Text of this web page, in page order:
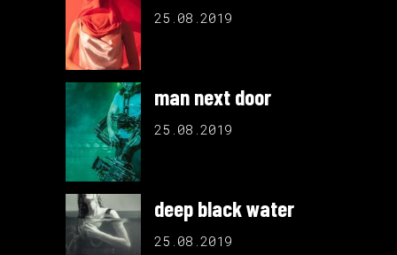
25.08.2019
man next door
25.08.2019
deep black water
25.08.2019